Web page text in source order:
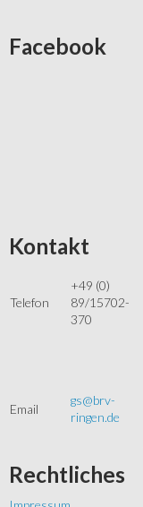
Facebook
Kontakt
Telefon
+49 (0)
89/15702-
370
Email
gs@brv-
ringen.de
Rechtliches